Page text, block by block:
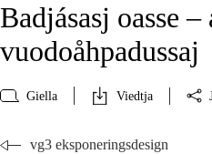
Badjásasj oasse
vuodoåhpadussaj
Giella Viedtja
vg3 eksponeringsdesign